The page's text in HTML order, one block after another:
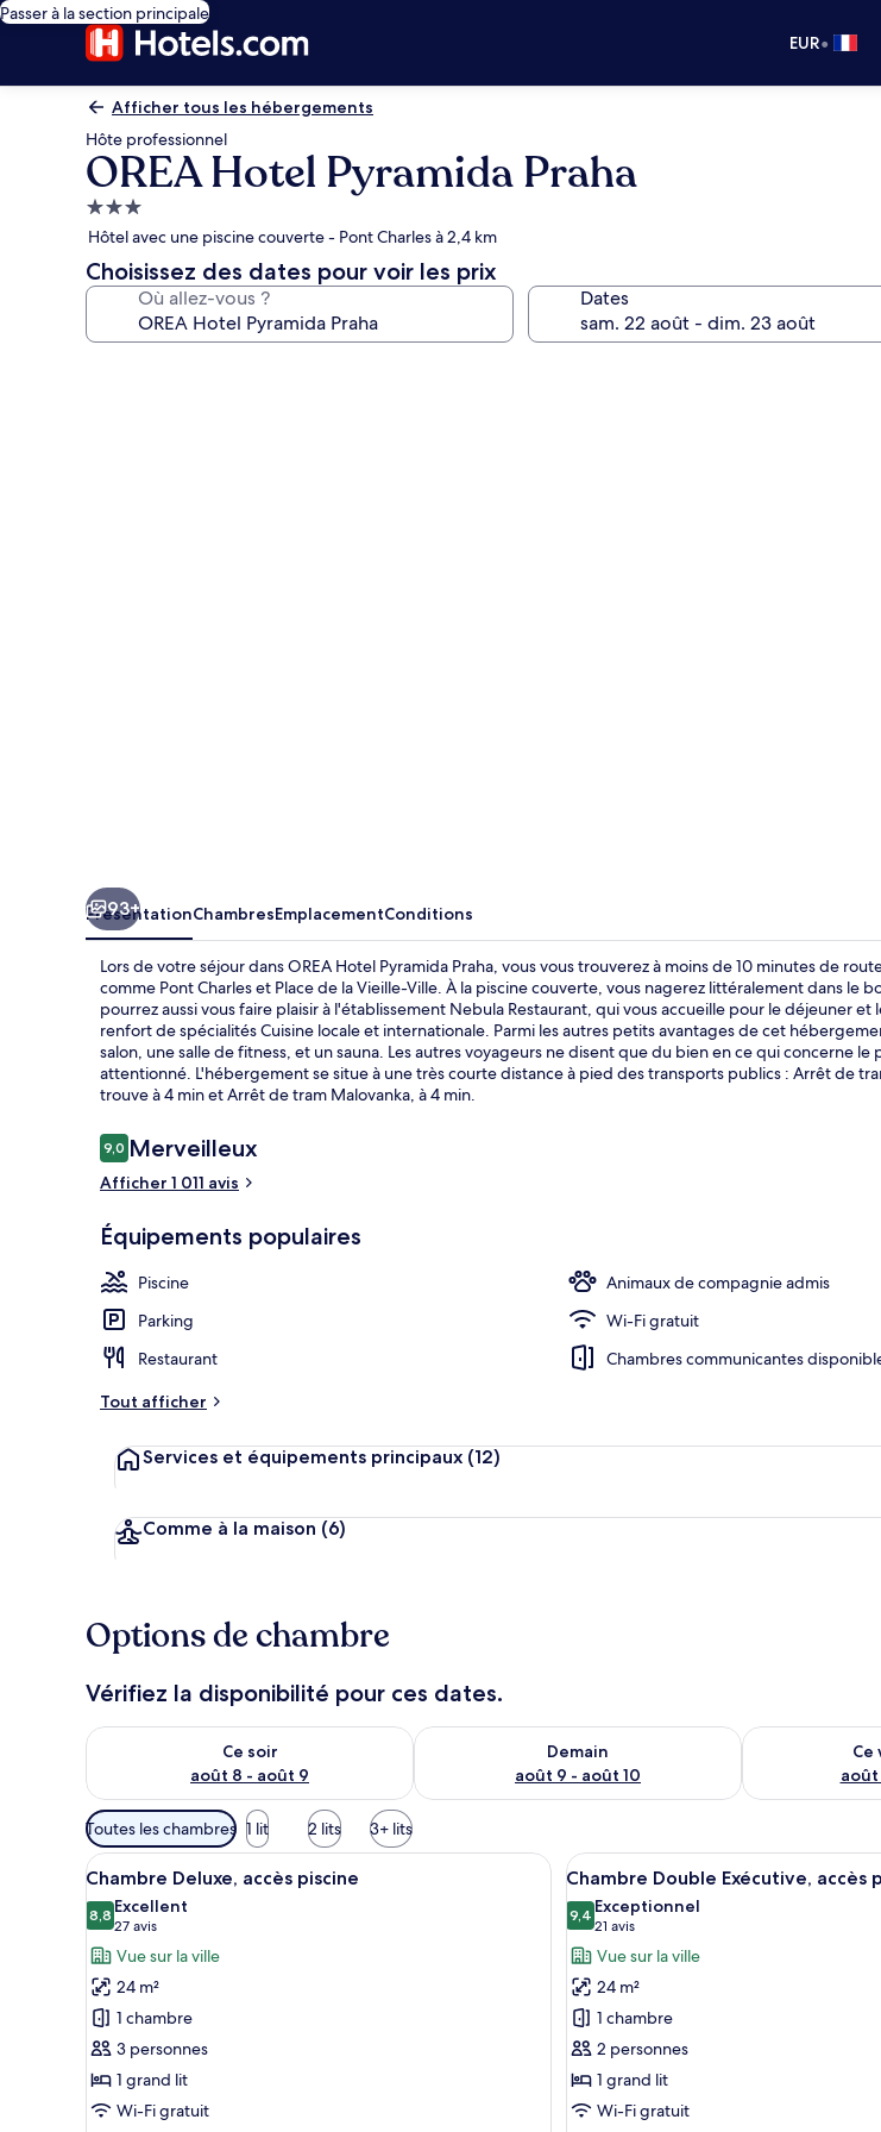
Passer à la section principale
EUR•
Afficher tous les hébergements
Hôte professionnel
OREA Hotel Pyramida Praha
Hébergement
3.0 étoiles
Hôtel avec une piscine couverte - Pont Charles à 2,4 km
Choisissez des dates pour voir les prix
Où allez-vous ? Dates
93+
PrésentationChambresEmplacementConditions
Lors de votre séjour dans OREA Hotel Pyramida Praha, vous vous trouverez à moins de 10 minutes de
comme Pont Charles et Place de la Vieille-Ville. À la piscine couverte, vous nagerez littéralement dans le
pourrez aussi vous faire plaisir à l'établissement Nebula Restaurant, qui vous accueille pour le déjeuner et
renfort de spécialités Cuisine locale et internationale. Parmi les autres petits avantages de cet
salon, une salle de fitness, et un sauna. Les autres voyageurs ne disent que du bien en ce qui concerne le
attentionné. L'hébergement se situe à une très courte distance à pied des transports publics : Arrêt de
trouve à 4 min et Arrêt de tram Malovanka, à 4 min.
Avis
voyageurs
9,09,0 sur 10
Merveilleux
Afficher 1 011 avis
Équipements populaires
Piscine
Animaux de compagnie admis
Parking
Wi-Fi gratuit
Restaurant
Chambres communicantes
Tout afficher
Services et équipements principaux (12)
Comme à la maison (6)
Options de chambre
Vérifiez la disponibilité pour ces dates.
Ce soir
août 8 - août 9
Vérifier la disponibilité pour ce soir août 8 - août 9
Demain
août 9 - août 10
Vérifier la disponibilité pour demain août 9 - août 10
Ce
août
Vérifier la
Filtres
disponibles
pour
les
chambres
Toutes les chambres 1 lit 2 lits 3+ lits
Afficher
toutes
les
photos
pour
ce
type
de
chambre :
Chambre
Chambre Deluxe, accès piscine | Vue de la chambre
9
Chambre Deluxe, accès piscine
8,88,8 sur 10
Excellent
27 avis
(27 avis)
Vue sur la ville
24 m²
1 chambre
3 personnes
1 grand lit
Wi-Fi gratuit
Afficher
toutes
les
photos
pour
ce
type
de
chambre :
Chambre
Une
11
Chambre Double Exécutive, accès
9,49,4 sur 10
Exceptionnel
21 avis
(21 avis)
Vue sur la ville
24 m²
1 chambre
2 personnes
1 grand lit
Wi-Fi gratuit